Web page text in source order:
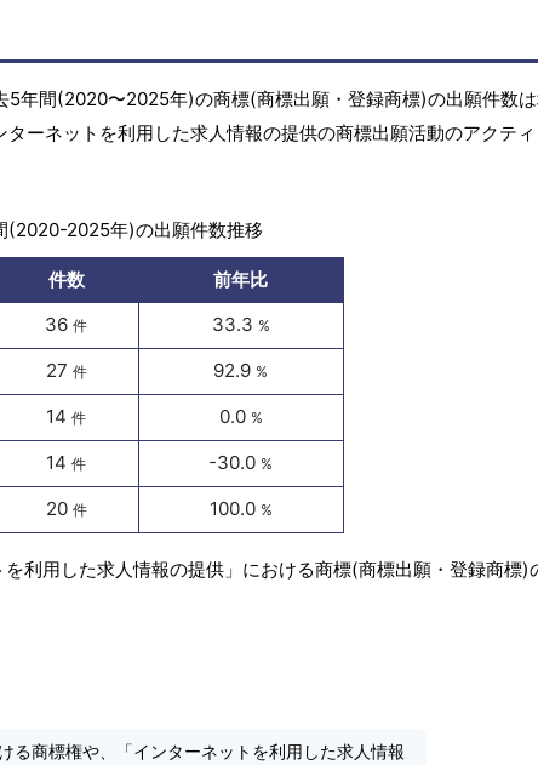
5年間(2020〜2025年)の商標(商標出願・登録商標)の出願件数
ーネットを利用した求人情報の提供の商標出願活動のアクテ
(2020-2025年)の出願件数推移
件数
前年比
36件 33.3 %
27 件 92.9 %
14件 0.0 %
14件 -30.0 %
20 件 100.0 %
利用した求人情報の提供」における商標(商標出願・登録商標)
る商標権や、「インターネットを利用した求人情報